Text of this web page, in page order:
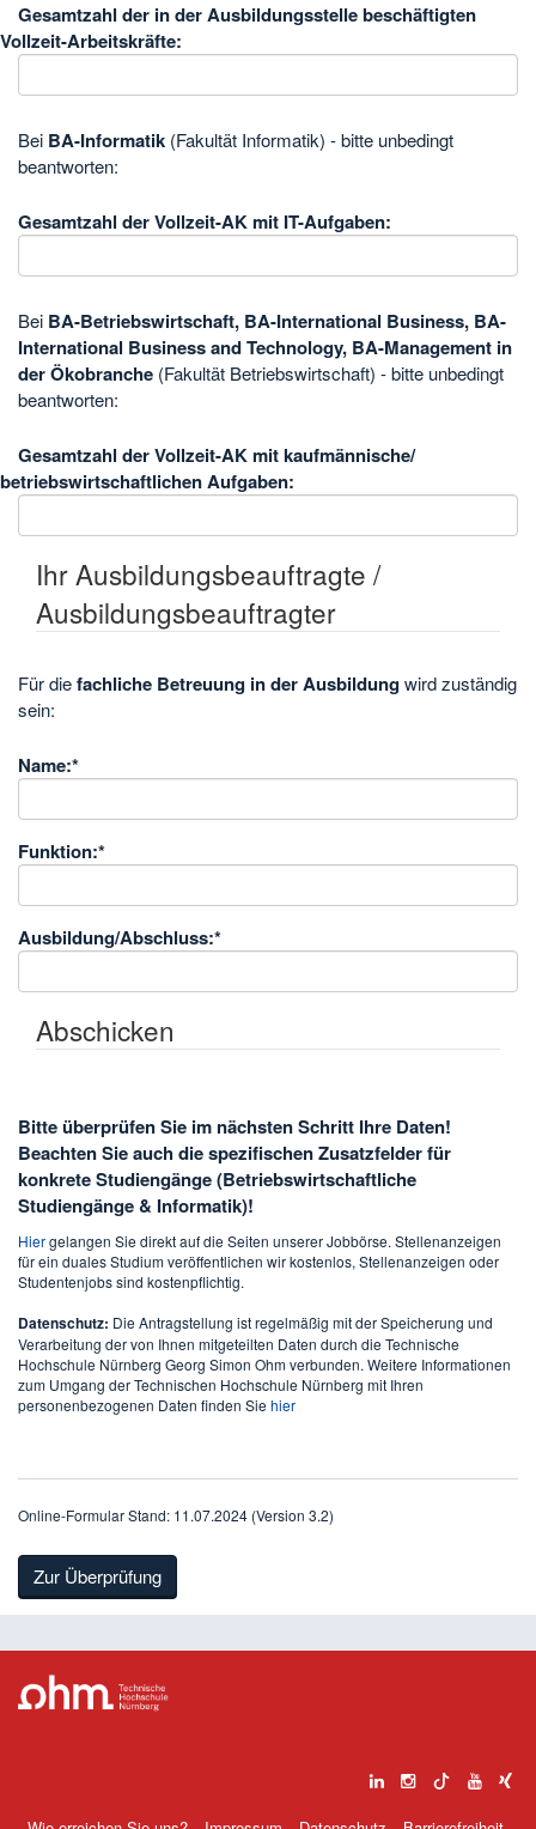
Gesamtzahl der in der Ausbildungsstelle beschäftigten
Vollzeit-Arbeitskräfte:
Bei BA-Informatik (Fakultät Informatik) - bitte unbedingt
beantworten:
Gesamtzahl der Vollzeit-AK mit IT-Aufgaben:
Bei BA-Betriebswirtschaft, BA-International Business, BA-
International Business and Technology, BA-Management in
der Ökobranche (Fakultät Betriebswirtschaft) - bitte unbedingt
beantworten:
Gesamtzahl der Vollzeit-AK mit kaufmännische/
betriebswirtschaftlichen Aufgaben:
Ihr Ausbildungsbeauftragte /
Ausbildungsbeauftragter
Für diefachliche Betreuung in der Ausbildungwird zuständig
sein:
Name:*
Funktion:*
Ausbildung/Abschluss:*
Abschicken
Bitte überprüfen Sie im nächsten Schritt Ihre Daten!
Beachten Sie auch die spezifischen Zusatzfelder für
konkrete Studiengänge (Betriebswirtschaftliche
Studiengänge & Informatik)!
Hiergelangen Sie direkt auf die Seiten unserer Jobbörse. Stellenanzeigen
für ein duales Studium veröffentlichen wir kostenlos, Stellenanzeigen oder
Studentenjobs sind kostenpflichtig.
Datenschutz: Die Antragstellung ist regelmäßig mit der Speicherung und
Verarbeitung der von Ihnen mitgeteilten Daten durch die Technische
Hochschule Nürnberg Georg Simon Ohm verbunden. Weitere Informationen
zum Umgang der Technischen Hochschule Nürnberg mit Ihren
personenbezogenen Daten finden Sie hier
Online-Formular Stand: 11.07.2024 (Version 3.2)